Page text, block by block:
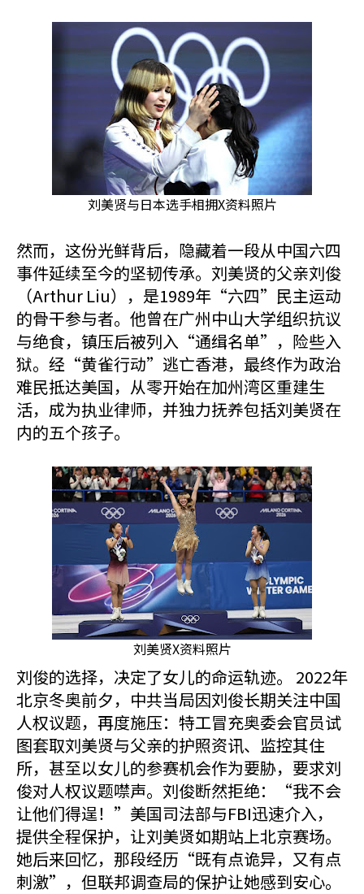
刘美贤与日本选手相拥X资料照片
然而，这份光鲜背后，隐藏着一段从中国六四
事件延续至今的坚韧传承。刘美贤的父亲刘俊
（Arthur Liu），是1989年“六四”民主运动
的骨干参与者。他曾在广州中山大学组织抗议
与绝食，镇压后被列入“通缉名单”，险些入
狱。经“黄雀行动”逃亡香港，最终作为政治
难民抵达美国，从零开始在加州湾区重建生
活，成为执业律师，并独力抚养包括刘美贤在
内的五个孩子。
刘美贤X资料照片
刘俊的选择，决定了女儿的命运轨迹。 2022年
北京冬奥前夕，中共当局因刘俊长期关注中国
人权议题，再度施压：特工冒充奥委会官员试
图套取刘美贤与父亲的护照资讯、监控其住
所，甚至以女儿的参赛机会作为要胁，要求刘
俊对人权议题噤声。刘俊断然拒绝：“我不会
让他们得逞！”美国司法部与FBI迅速介入，
提供全程保护，让刘美贤如期站上北京赛场。
她后来回忆，那段经历“既有点诡异，又有点
刺激”，但联邦调查局的保护让她感到安心。